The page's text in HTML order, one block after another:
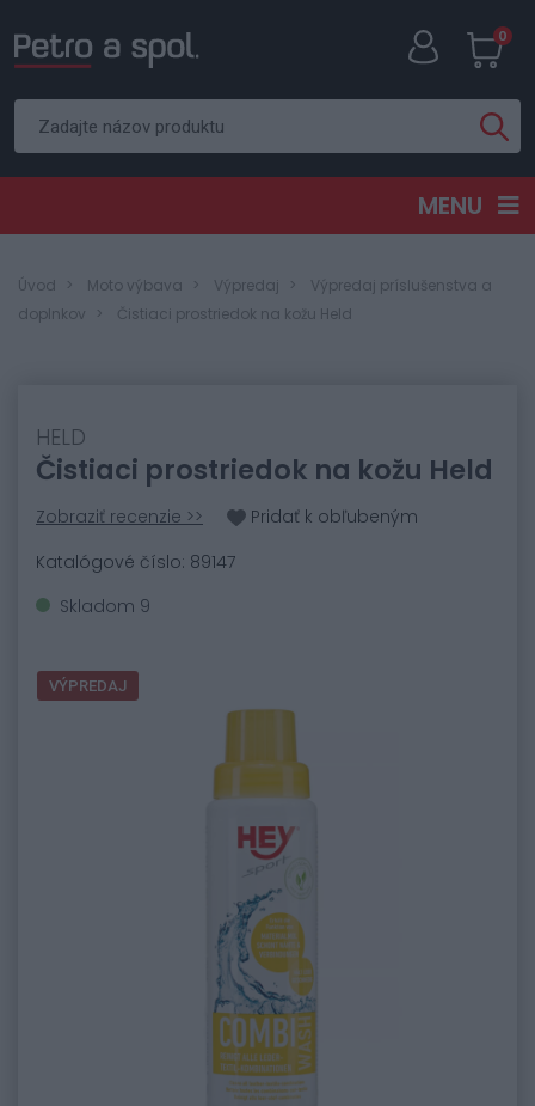
0
MENU
Úvod Moto výbava Výpredaj
Výpredaj príslušenstva a
doplnkov
Čistiaci prostriedok na kožu Held
HELD
Čistiaci prostriedok na kožu Held
Zobraziť recenzie >>
Pridať k obľubeným
Katalógové číslo: 89147
Skladom 9
VÝPREDAJ